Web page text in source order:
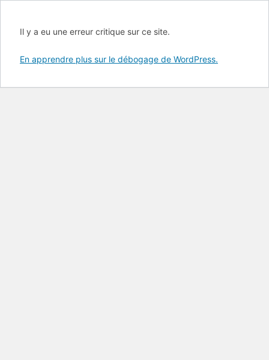
Il y a eu une erreur critique sur ce site.
En apprendre plus sur le débogage de WordPress.